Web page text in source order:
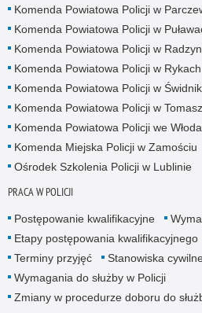
Komenda Powiatowa Policji w
Komenda Powiatowa Policji w
Komenda Powiatowa Policji w
Komenda Powiatowa Policji w Rykach
Komenda Powiatowa Policji w
Komenda Powiatowa Policji w
Komenda Powiatowa Policji we
Komenda Miejska Policji w Zamościu
Ośrodek Szkolenia Policji w Lublinie
PRACA W POLICJI
Postępowanie kwalifikacyjne
Etapy postępowania kwalifikacyjnego
Terminy przyjęć
Stanowiska
Wymagania do służby w Policji
Zmiany w procedurze doboru do